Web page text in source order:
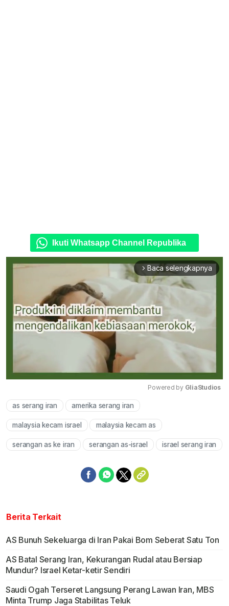
Ikuti Whatsapp Channel Republika
arrow_forward_ios Baca selengkapnya
Powered by GliaStudios
as serang iran amerika serang iran
malaysia kecam israel malaysia kecam as
serangan as ke iran serangan as-israel israel serang iran
Berita Terkait
AS Bunuh Sekeluarga di Iran Pakai Bom Seberat Satu Ton
AS Batal Serang Iran, Kekurangan Rudal atau Bersiap
Mundur? Israel Ketar-ketir Sendiri
Saudi Ogah Terseret Langsung Perang Lawan Iran, MBS
Minta Trump Jaga Stabilitas Teluk